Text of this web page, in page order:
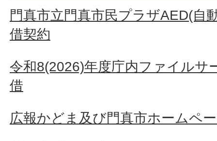
門真市立門真市民プラザAED(自
借契約
令和8(2026)年度庁内ファイルサ
借
広報かどま及び門真市ホームペ